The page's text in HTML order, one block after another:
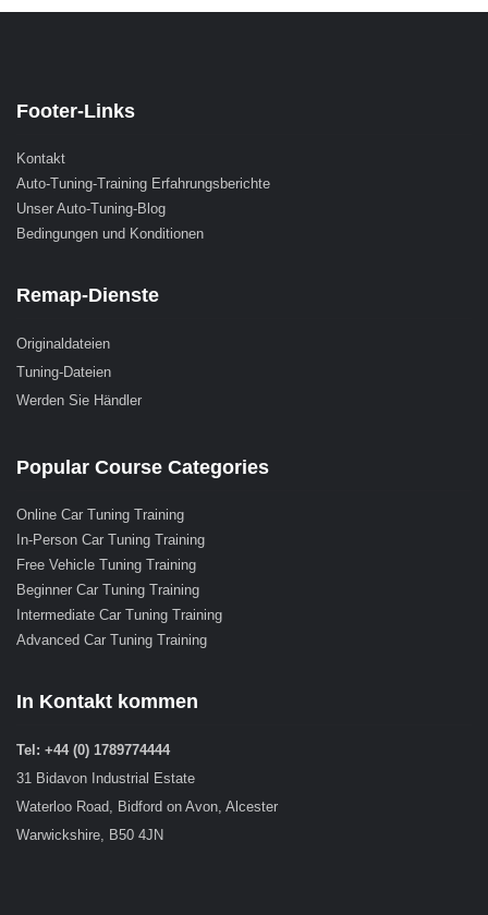
Footer-Links
Kontakt
Auto-Tuning-Training Erfahrungsberichte
Unser Auto-Tuning-Blog
Bedingungen und Konditionen
Remap-Dienste
Originaldateien
Tuning-Dateien
Werden Sie Händler
Popular Course Categories
Online Car Tuning Training
In-Person Car Tuning Training
Free Vehicle Tuning Training
Beginner Car Tuning Training
Intermediate Car Tuning Training
Advanced Car Tuning Training
In Kontakt kommen
Tel: +44 (0) 1789774444
31 Bidavon Industrial Estate
Waterloo Road, Bidford on Avon, Alcester
Warwickshire, B50 4JN